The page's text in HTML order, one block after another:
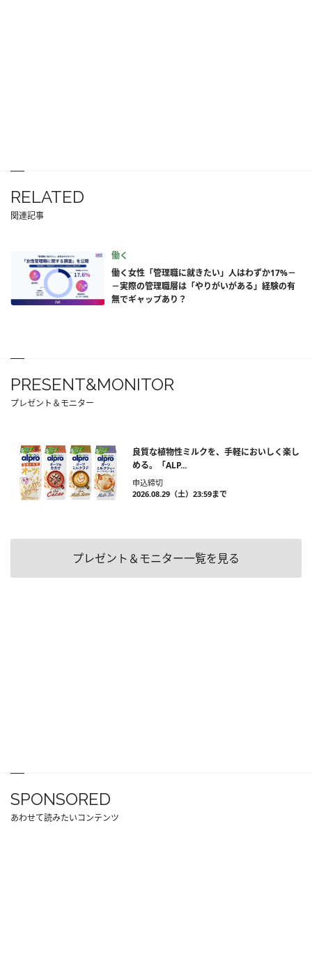
RELATED
関連記事
働く
働く女性「管理職に就きたい」人はわずか17%－
－実際の管理職層は「やりがいがある」経験の有
無でギャップあり？
PRESENT&MONITOR
プレゼント＆モニター
良質な植物性ミルクを、手軽においしく楽し
める。「ALP...
申込締切
2026.08.29（土）23:59まで
プレゼント＆モニター一覧を見る
SPONSORED
あわせて読みたいコンテンツ